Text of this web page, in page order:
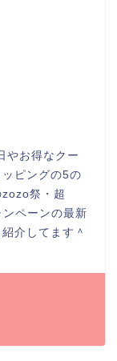
やお得なクー
ピングの5の
祭・超
ペーンの最新
介してます＾